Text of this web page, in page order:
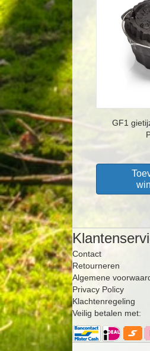
GF1
Contact
Retourneren
Algemene
Privacy Policy
Klachtenregeling
Veilig betalen met: